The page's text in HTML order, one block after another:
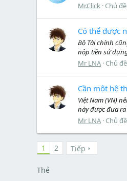
Mr.Click Chủ đề
Có thể được
Bộ Tài chính
nộp tiền sử
Mr LNA Chủ đề
Cần một hệ
Việt Nam (VN)
này được đưa ra
Mr LNA Chủ đề
1 2 Tiếp
Thẻ